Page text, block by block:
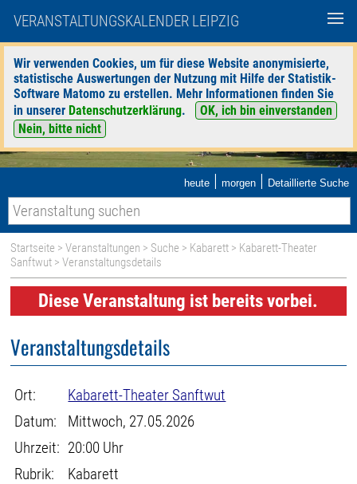
VERANSTALTUNGSKALENDER LEIPZIG
Wir verwenden Cookies, um für diese Website anonymisierte,
statistische Auswertungen der Nutzung mit Hilfe der Statistik-
Software Matomo zu erstellen. Mehr Informationen finden Sie
in unserer Datenschutzerklärung.
OK, ich bin einverstanden
Nein, bitte nicht
heute | morgen | Detaillierte Suche
Startseite >Veranstaltungen > Suche > Kabarett > Kabarett-Theater
Sanftwut > Veranstaltungsdetails
Diese Veranstaltung ist bereits vorbei.
Veranstaltungsdetails
Ort:
Kabarett-Theater Sanftwut
Datum:
Mittwoch, 27.05.2026
Uhrzeit: 20:00 Uhr
Rubrik:
Kabarett